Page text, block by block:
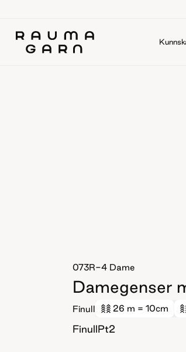
073R-4 Dame
Damegenser
Finull 26 m = 10cm
FinullPt2